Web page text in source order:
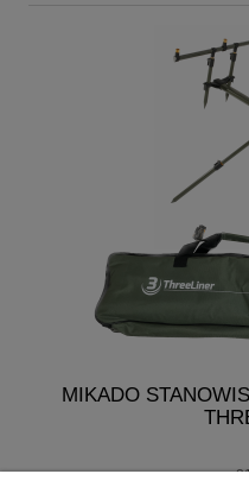
MIKADO